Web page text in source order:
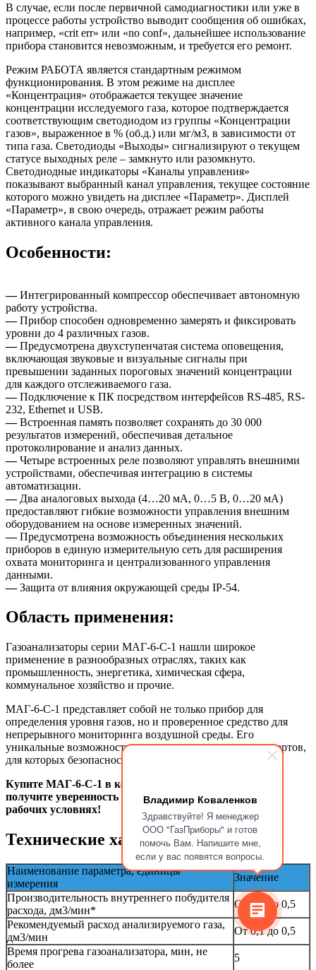
Владимир Коваленков
Здравствуйте! Я менеджер
ООО "ГазПриборы" и готов
помочь Вам. Напишите мне,
если у вас появятся вопросы.
В случае, если после первичной самодиагностики или уже в
процессе работы устройство выводит сообщения об ошибках,
например, «crit err» или «no conf», дальнейшее использование
прибора становится невозможным, и требуется его ремонт.
Режим РАБОТА является стандартным режимом
функционирования. В этом режиме на дисплее
«Концентрация» отображается текущее значение
концентрации исследуемого газа, которое подтверждается
соответствующим светодиодом из группы «Концентрации
газов», выраженное в % (об.д.) или мг/м3, в зависимости от
типа газа. Светодиоды «Выходы» сигнализируют о текущем
статусе выходных реле – замкнуто или разомкнуто.
Светодиодные индикаторы «Каналы управления»
показывают выбранный канал управления, текущее состояние
которого можно увидеть на дисплее «Параметр». Дисплей
«Параметр», в свою очередь, отражает режим работы
активного канала управления.
Особенности:
—Интегрированный компрессор обеспечивает автономную
работу устройства.
—Прибор способен одновременно замерять и фиксировать
уровни до 4 различных газов.
—Предусмотрена двухступенчатая система оповещения,
включающая звуковые и визуальные сигналы при
превышении заданных пороговых значений концентрации
для каждого отслеживаемого газа.
—Подключение к ПК посредством интерфейсов RS-485, RS-
232, Ethernet и USB.
—Встроенная память позволяет сохранять до 30 000
результатов измерений, обеспечивая детальное
протоколирование и анализ данных.
—Четыре встроенных реле позволяют управлять внешними
устройствами, обеспечивая интеграцию в системы
автоматизации.
—Два аналоговых выхода (4…20 мА, 0…5 В, 0…20 мА)
предоставляют гибкие возможности управления внешним
оборудованием на основе измеренных значений.
—Предусмотрена возможность объединения нескольких
приборов в единую измерительную сеть для расширения
охвата мониторинга и централизованного управления
данными.
—Защита от влияния окружающей среды IP-54.
Область применения:
Газоанализаторы серии МАГ-6-С-1 нашли широкое
применение в разнообразных отраслях, таких как
промышленность, энергетика, химическая сфера,
коммунальное хозяйство и прочие.
МАГ-6-С-1 представляет собой не только прибор для
определения уровня газов, но и проверенное средство для
непрерывного мониторинга воздушной среды. Его
уникальные возможности созданы специально для экспертов,
для которых безопасность является приоритетом.
Купите МАГ-6-С-1 в компании ООО "ГазПриборы" и
получите уверенность в безопасности и комфортных
рабочих условиях!
Технические характеристики
Наименование параметра, единицы
измерения
Значение
Производительность внутреннего побудителя
расхода, дм3/мин*
От 0,1 до 0,5
Рекомендуемый расход анализируемого газа,
дм3/мин
От 0,1 до 0,5
Время прогрева газоанализатора, мин, не
более
5